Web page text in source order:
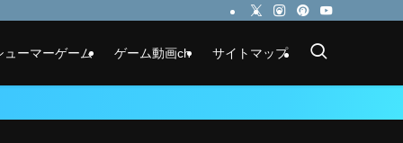
ューマーゲーム ゲーム動画ch サイトマップ